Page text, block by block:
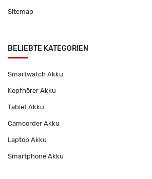
Sitemap
BELIEBTE KATEGORIEN
Smartwatch Akku
Kopfhörer Akku
Tablet Akku
Camcorder Akku
Laptop Akku
Smartphone Akku